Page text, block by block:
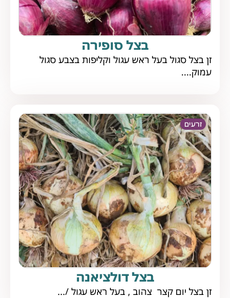
בצל סופירה
זן בצל סגול בעל ראש עגול וקליפות בצבע סגול
עמוק....
זרעים
בצל דולציאנה
זן בצל יום קצר צהוב , בעל ראש עגול /...